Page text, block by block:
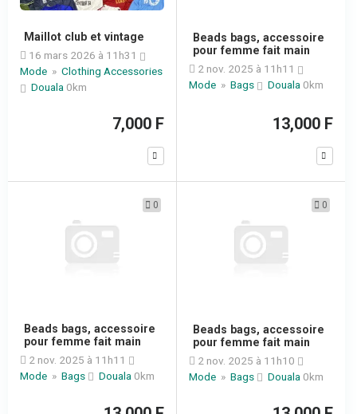
Maillot club et vintage
16 mars 2026 à 11h31
Mode » Clothing Accessories
Douala 0km
7,000 F
Beads bags, accessoire
pour femme fait main
2 nov. 2025 à 11h11
Mode » Bags Douala 0km
13,000 F
0
Beads bags, accessoire
pour femme fait main
2 nov. 2025 à 11h11
Mode » Bags Douala 0km
0
Beads bags, accessoire
pour femme fait main
2 nov. 2025 à 11h10
Mode » Bags Douala 0km